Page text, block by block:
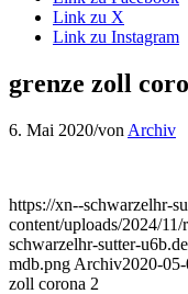
Link zu X
Link zu Instagram
grenze zoll
6. Mai 2020/von Archiv
https://xn--schwarzelhr-
content/uploads/2024/
schwarzelhr-sutter-
mdb.png Archiv2020-
zoll corona 2